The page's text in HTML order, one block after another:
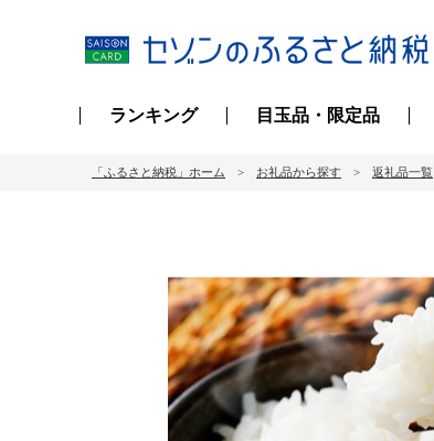
ランキング 目玉品・限定品
「ふるさと納税」ホーム お礼品から探す 返礼品一覧